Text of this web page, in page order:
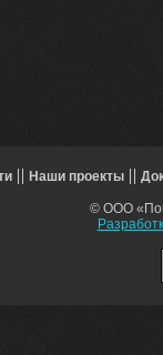
Наши проекты
© ООО